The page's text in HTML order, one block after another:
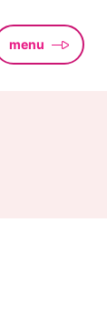
menu